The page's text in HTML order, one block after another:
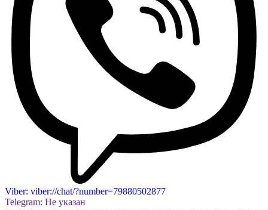
Viber: viber://chat/?number=79880502877
Telegram: Не указан